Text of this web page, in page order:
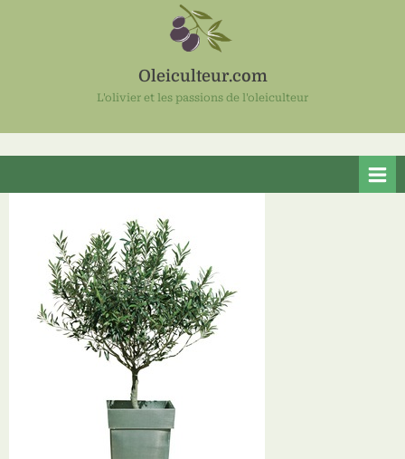
Oleiculteur.com
L'olivier et les passions de l'oleiculteur